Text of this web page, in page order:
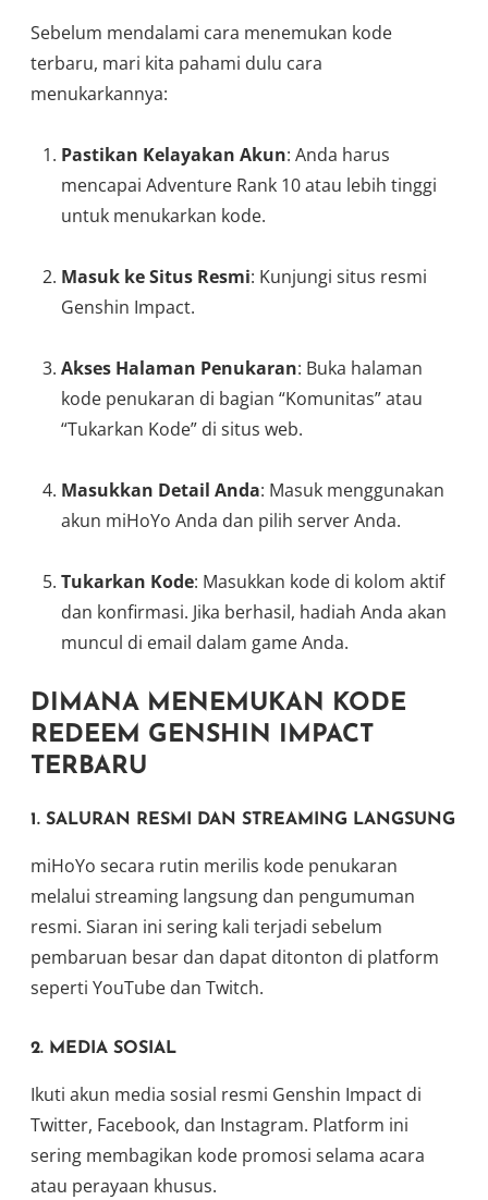
Sebelum mendalami cara menemukan kode
terbaru, mari kita pahami dulu cara
menukarkannya:
Pastikan Kelayakan Akun: Anda harus
mencapai Adventure Rank 10 atau lebih tinggi
untuk menukarkan kode.
Masuk ke Situs Resmi: Kunjungi situs resmi
Genshin Impact.
Akses Halaman Penukaran: Buka halaman
kode penukaran di bagian “Komunitas” atau
“Tukarkan Kode” di situs web.
Masukkan Detail Anda: Masuk menggunakan
akun miHoYo Anda dan pilih server Anda.
Tukarkan Kode: Masukkan kode di kolom aktif
dan konfirmasi. Jika berhasil, hadiah Anda akan
muncul di email dalam game Anda.
DIMANA MENEMUKAN KODE
REDEEM GENSHIN IMPACT
TERBARU
1. SALURAN RESMI DAN STREAMING LANGSUNG
miHoYo secara rutin merilis kode penukaran
melalui streaming langsung dan pengumuman
resmi. Siaran ini sering kali terjadi sebelum
pembaruan besar dan dapat ditonton di platform
seperti YouTube dan Twitch.
2. MEDIA SOSIAL
Ikuti akun media sosial resmi Genshin Impact di
Twitter, Facebook, dan Instagram. Platform ini
sering membagikan kode promosi selama acara
atau perayaan khusus.